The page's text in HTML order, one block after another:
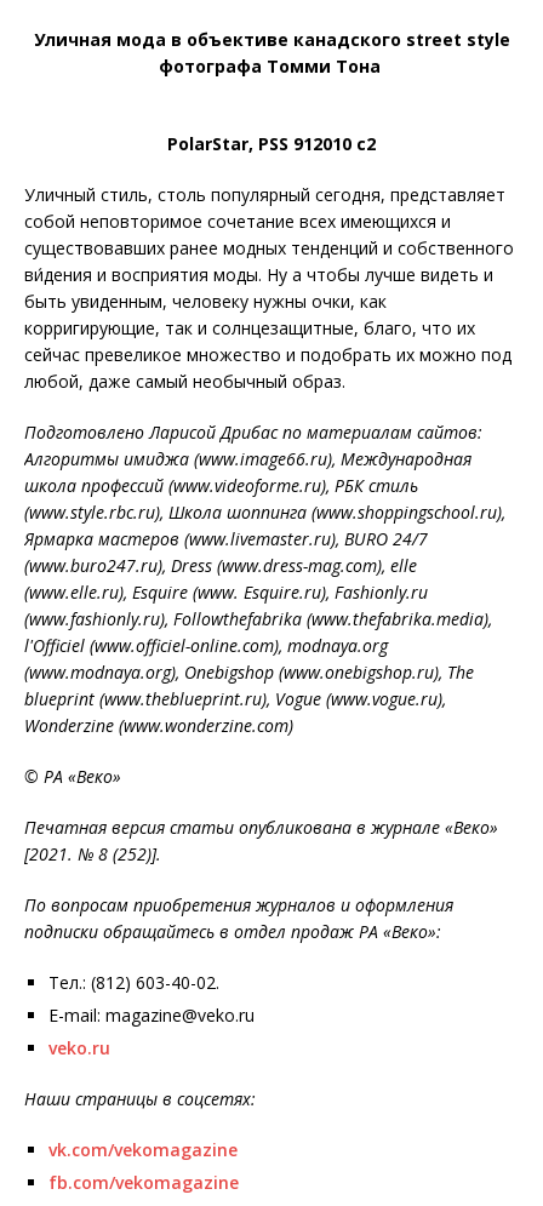
Уличная мода в объективе канадского street style
фотографа Томми Тона
PolarStar, PSS 912010 c2
Уличный стиль, столь популяр­ный сегодня, представляет
собой неповторимое сочетание всех имеющихся и
существо­вавших ранее модных тен­денций и собственного
ви́дения и восприятия моды. Ну а чтобы лучше видеть и
быть увиденным, человеку нужны очки, как
корригирующие, так и солнцезащитные, благо, что их
сейчас превеликое множество и подобрать их можно под
любой, даже самый необычный образ.
Подготовлено Ларисой Дрибас по материалам сайтов:
Алгоритмы имиджа (www.image66.ru), Международная
школа профессий (www.videoforme.ru), РБК стиль
(www.style.rbc.ru), Школа шоппинга (www.shoppingschool.ru),
Ярмарка мастеров (www.livemaster.ru), BURO 24/7
(www.buro247.ru), Dress (www.dress-mag.com), elle
(www.elle.ru), Esquire (www. Esquire.ru), Fashionly.ru
(www.fashionly.ru), Followthefabrika (www.thefabrika.media),
l'Officiel (www.officiel-online.com), modnaya.org
(www.modnaya.org), Onebigshop (www.onebigshop.ru), The
blueprint (www.theblueprint.ru), Vogue (www.vogue.ru),
Wonderzine (www.wonderzine.com)
© РА «Веко»
Печатная версия статьи опубликована в журнале «Веко»
[2021. № 8 (252)].
По вопросам приобретения журналов и оформления
подписки обращайтесь в отдел продаж РА «Веко»:
Тел.: (812) 603-40-02.
E-mail: magazine@veko.ru
veko.ru
Наши страницы в соцсетях:
vk.com/vekomagazine
fb.com/vekomagazine